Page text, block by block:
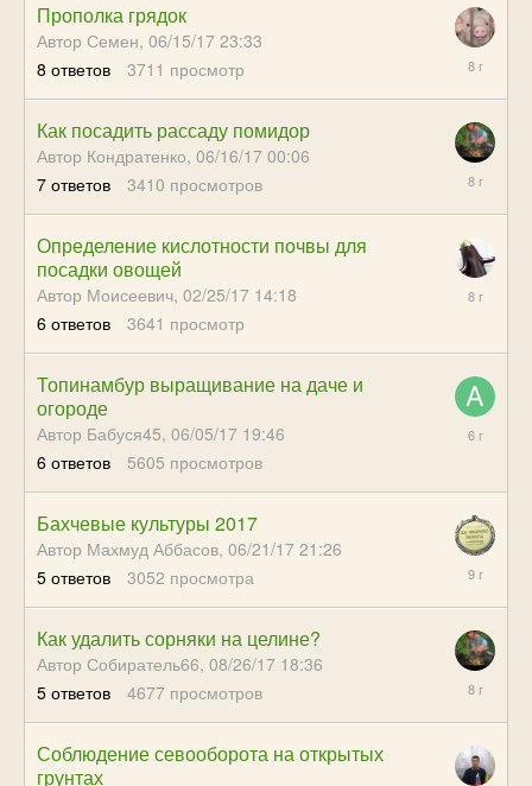
Прополка грядок
Автор Семен, 06/15/17 23:33
8 ответов 3711 просмотр
12/03/17
Как посадить рассаду помидор
Автор Кондратенко, 06/16/17 00:06
7 ответов 3410 просмотров
12/04/17
Определение кислотности почвы для
посадки овощей
Автор Моисеевич, 02/25/17 14:18
6 ответов 3641 просмотр
10/27/17
Топинамбур выращивание на даче и
огороде
Автор Бабуся45, 06/05/17 19:46
6 ответов 5605 просмотров
08/16/19
Бахчевые культуры 2017
Автор Махмуд Аббасов, 06/21/17 21:26
5 ответов 3052 просмотра
07/12/17
Как удалить сорняки на целине?
Автор Собиратель66, 08/26/17 18:36
5 ответов 4677 просмотров
12/04/17
Соблюдение севооборота на открытых
грунтах